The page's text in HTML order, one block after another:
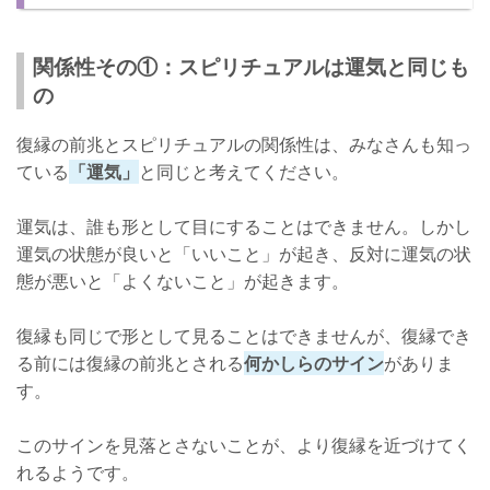
パワーを感じる方法②：パワースポットに足を運ぶ
さいごに
関係性その①：スピリチュアルは運気と同じも
の
復縁の前兆とスピリチュアルの関係性は、みなさんも知っ
ている 「運気」 と同じと考えてください。
運気は、誰も形として目にすることはできません。しかし
運気の状態が良いと「いいこと」が起き、反対に運気の状
態が悪いと「よくないこと」が起きます。
復縁も同じで形として見ることはできませんが、復縁でき
る前には復縁の前兆とされる何かしらのサインがありま
す。
このサインを見落とさないことが、より復縁を近づけてく
れるようです。